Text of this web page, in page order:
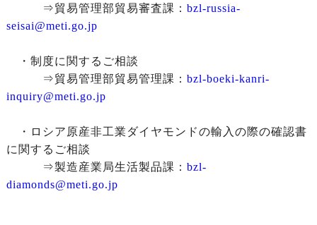
⇒貿易管理部貿易審査課： bzl-russia-
seisai@meti.go.jp
・制度に関するご相談
⇒貿易管理部貿易管理課： bzl-boeki-kanri-
inquiry@meti.go.jp
・ロシア原産非工業ダイヤモンドの輸入の際の確認書
に関するご相談
⇒製造産業局生活製品課： bzl-
diamonds@meti.go.jp